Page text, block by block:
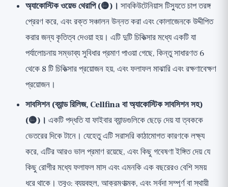
অ্যাকোস্টিক ওয়েভ থেরাপি (🟡)। সাবকিউটেনিয়াস টিস্যুতে চাপ তরঙ্গ
প্রেরণ করে, এবং রক্ত সঞ্চালন উন্নত করা এবং কোলাজেনকে উদ্দীপিত
করার জন্য কৃতিত্ব দেওয়া হয়। এটি দুটি চিকিত্সার মধ্যে একটি যা
পর্যালোচনায় সম্ভাব্য সুবিধার প্রমাণ পাওয়া গেছে, কিন্তু সাধারণত 6
থেকে 8 টি চিকিত্সার প্রয়োজন হয়, এবং ফলাফল মাঝারি এবং রক্ষণাবেক্ষণ
প্রয়োজন।
সাবসিশন (ব্যান্ড রিলিজ, Cellfina বা অ্যাকোস্টিক সাবসিশন সহ)
(🟡)। একটি পদ্ধতি যা ফাইবার ব্যান্ডগুলিকে ছেড়ে দেয় যা ত্বককে
ভেতরের দিকে টানে। যেহেতু এটি সরাসরি কাঠামোগত কারণকে লক্ষ্য
করে, এটির আরও ভাল প্রমাণ রয়েছে, এবং কিছু গবেষণা ইঙ্গিত দেয় যে
কিছু রোগীর মধ্যে ফলাফল মাস এবং এমনকি এক বছরেরও বেশি সময়
ধরে থাকে। তবুও: ব্যয়বহুল, আক্রমণাত্মক, এবং সর্বদা সম্পূর্ণ বা স্থায়ী